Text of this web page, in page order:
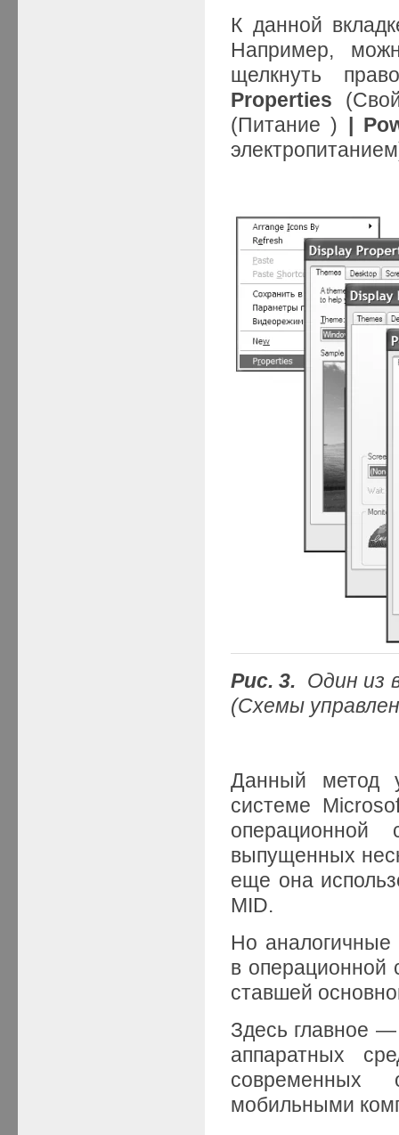
К данной
Например,
щелкнуть
Properties
(Питание ) |
Рис. 3. Один из
(Схемы
Данный метод
системе
операционной
выпущенных
еще она
MID.
Но аналогичные
в операционной
ставшей
Здесь главное —
аппаратных
современных
мобильными